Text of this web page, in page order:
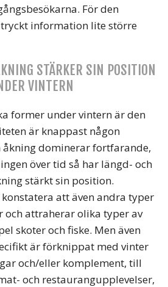
För den
information lite större
STÄRKER SIN POSITION
VINTERN
former under vintern är den
är knappast någon
åkning dominerar fortfarande,
över tid så har längd- och
stärkt sin position.
att även andra typer
attraherar olika typer av
skoter och fiske. Men även
är förknippat med vinter
och/eller komplement, till
och restaurangupplevelser,